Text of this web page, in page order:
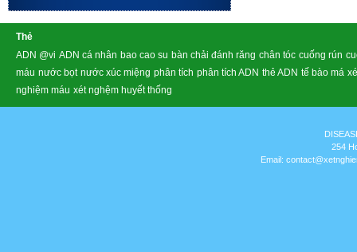
Thẻ
ADN @vi ADN cá nhân bao cao su bàn chải đánh răng chân tóc cuống rún
máu nước bọt nước xúc miệng phân tích phân tích ADN thẻ ADN tế bào má
nghiệm máu xét nghệm huyết thống
254
Email: